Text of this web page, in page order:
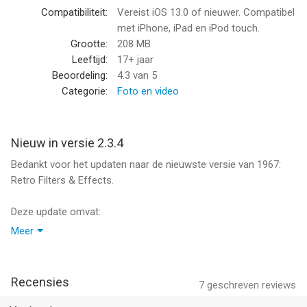
verleden'. - AppADVICE
1967 bevat 10 filters met 150+ variaties en biedt ook veel meer
exclusieve filterpakketten, effecten en texturen voor premium
fotoreditors.
- Licht lekkeneffecten, stof, graan en grunge Help toevoegen
een vintage gevoel aan foto's
- Simple Color Presets maken het eenvoudig om Retro-foto's
Premium-collecties:
Collectie omvat: 230 verschillende brandende filmeffecten, 12
Compatibiliteit:
Vereist iOS 13.0 of nieuwer. Compatibel
met iPhone, iPad en iPod touch.
Grootte:
208 MB
Leeftijd:
17+ jaar
Beoordeling:
4.3 van 5
Categorie:
Foto en video
Nieuw in versie 2.3.4
Bedankt voor het updaten naar de nieuwste versie van 1967:
Retro Filters & Effects.
Deze update omvat:
Bedankt voor het bewerken met 1967: Retro Filters & Effects,
Meer
7 geschreven reviews
Recensies